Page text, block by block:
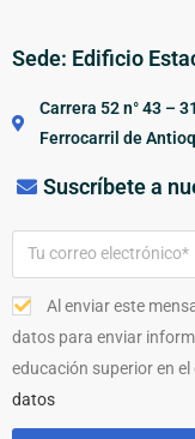
Sede: Edificio
Carrera 52 n° 43 –
Ferrocarril de
Suscríbete a
Al enviar este
datos para enviar
educación superior en
datos